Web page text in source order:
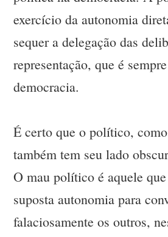
exercício da autonomia
sequer a delegação das
representação, que é
democracia.
É certo que o político,
também tem seu lado
O mau político é aquele
suposta autonomia para
falaciosamente os outros,